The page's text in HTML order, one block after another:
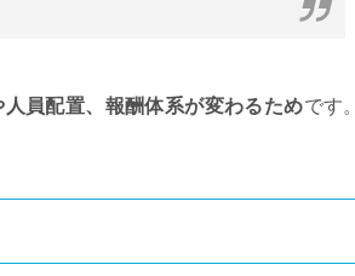
員配置、報酬体系が変わるためです。